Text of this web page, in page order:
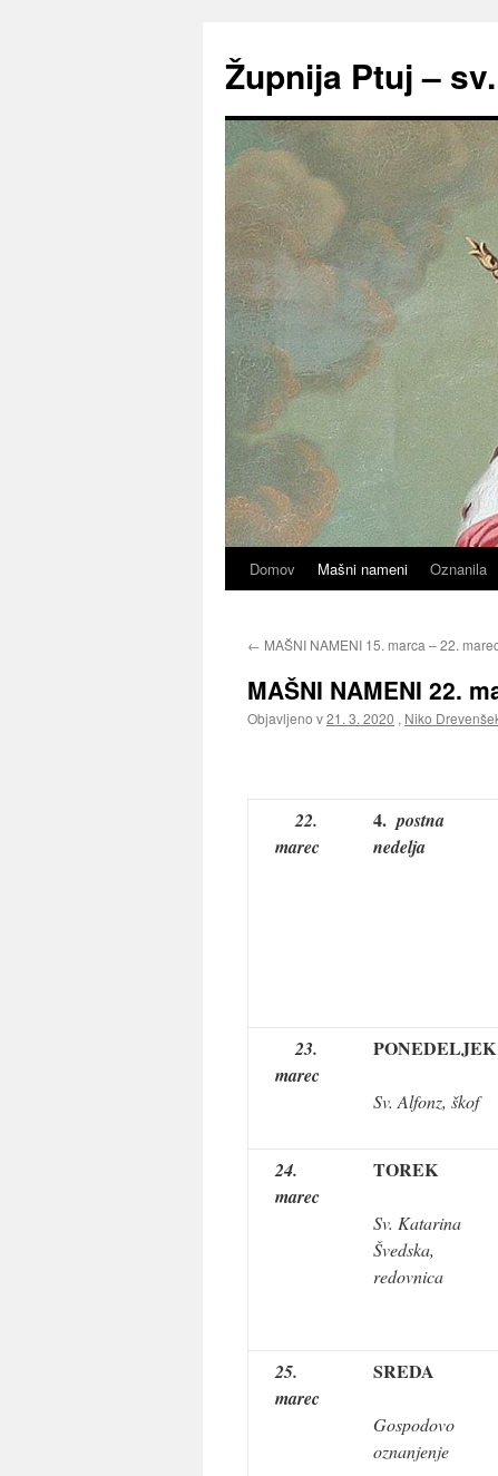
vsebino
Župnija Ptuj –
Domov Mašni nameni Oznanila
← MAŠNI NAMENI 15. marca – 22.
MAŠNI NAMENI 22.
Objavljeno v21. 3. 2020 , Niko
22.
marec
4. postna
nedelja
23.
marec
PONEDELJEK
Sv. Alfonz, škof
24.
marec
TOREK
Sv. Katarina
Švedska,
redovnica
25.
marec
SREDA
Gospodovo
oznanjenje